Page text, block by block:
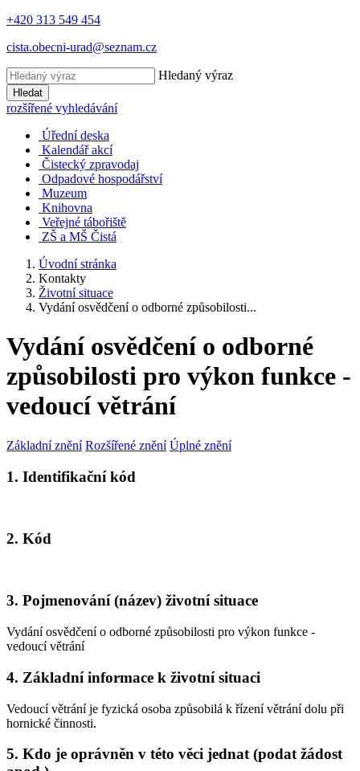
+420 313 549 454
cista.obecni-urad@seznam.cz
Hledaný výraz
Hledat
rozšířené vyhledávání
Úřední deska
Kalendář akcí
Čistecký zpravodaj
Odpadové hospodářství
Muzeum
Knihovna
Veřejné tábořiště
ZŠ a MŠ Čistá
Úvodní stránka
Kontakty
Životní situace
Vydání osvědčení o odborné způsobilosti...
Vydání osvědčení o odborné
způsobilosti pro výkon funkce -
vedoucí větrání
Základní znění Rozšířené znění Úplné znění
1. Identifikační kód
2. Kód
3. Pojmenování (název) životní situace
Vydání osvědčení o odborné způsobilosti pro výkon funkce -
vedoucí větrání
4. Základní informace k životní situaci
Vedoucí větrání je fyzická osoba způsobilá k řízení větrání dolu při
hornické činnosti.
5. Kdo je oprávněn v této věci jednat (podat žádost